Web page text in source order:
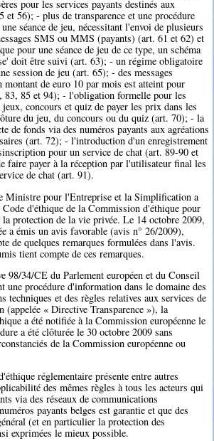
pour les services payants destinés aux
et 56); - plus de transparence et une procédure
séance de jeu, nécessitant l'envoi de plusieurs
SMS ou MMS (payants) (art. 61 et 62) et
pour une séance de jeu de ce type, un schéma
doit être suivi (art. 63); - un régime obligatoire
session de jeu (art. 65); - des messages
montant de euro 10 par mois est atteint pour
83, 85 et 94); - l'obligation formelle pour les
concours et quiz de payer les prix dans les
du jeu, du concours ou du quiz (art. 70); - la
de fonds via des numéros payants aux agréations
(art. 72); - l'introduction d'un enregistrement
pour un service de chat (art. 89-90 et
faire payer à la réception par l'utilisateur final les
de chat (art. 91).
Ministre pour l'Entreprise et la Simplification a
d'éthique de la Commission d'éthique pour
protection de la vie privée. Le 14 octobre 2009,
a émis un avis favorable (avis n° 26/2009),
de quelques remarques formulées dans l'avis.
tient compte de ces remarques.
98/34/CE du Parlement européen et du Conseil
une procédure d'information dans le domaine des
techniques et des règles relatives aux services de
(appelée « Directive Transparence »), la
a été notifiée à la Commission européenne le
a été clôturée le 30 octobre 2009 sans
de la Commission européenne ou
réglementaire présente entre autres
des mêmes règles à tous les acteurs qui
via des réseaux de communications
payants belges est garantie et que des
(et en particulier la protection des
exprimées le mieux possible.